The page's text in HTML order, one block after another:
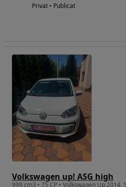
Privat • Publicat
Volkswagen up! ASG high